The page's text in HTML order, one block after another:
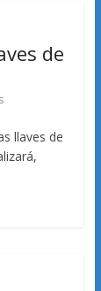
de
llaves de